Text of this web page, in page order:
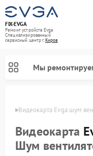
FIX-EVGA
Ремонт устройств Evga
Специализированный
cервисный центр г.Киров
Мы
Видеокарта Evga шум
Видеокарта
Шум